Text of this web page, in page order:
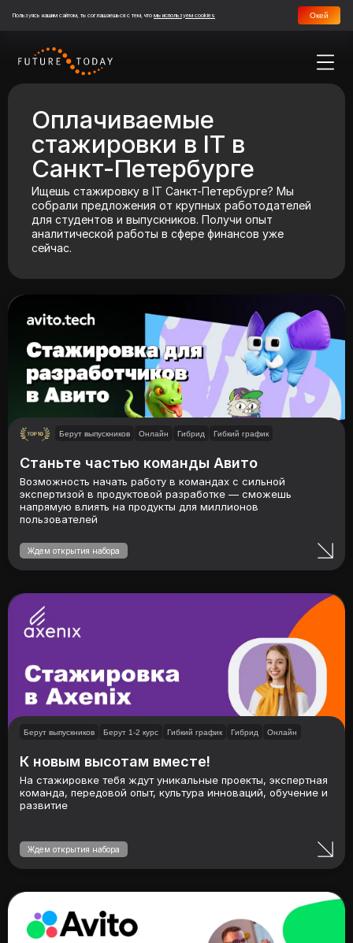
Пользуясь нашим сайтом, ты соглашаешься с тем, что мы используем cookies Окей
Оплачиваемые
стажировки в IT в
Санкт-Петербурге
Ищешь стажировку в IT Санкт-Петербурге? Мы
собрали предложения от крупных работодателей
для студентов и выпускников. Получи опыт
аналитической работы в сфере финансов уже
сейчас.
Берут выпускников Онлайн Гибрид Гибкий график
Станьте частью команды Авито
Возможность начать работу в командах с сильной
экспертизой в продуктовой разработке — сможешь
напрямую влиять на продукты для миллионов
пользователей
Ждем открытия набора
Берут выпускников Берут 1-2 курс Гибкий график Гибрид Онлайн
К новым высотам вместе!
На стажировке тебя ждут уникальные проекты, экспертная
команда, передовой опыт, культура инноваций, обучение и
развитие
Ждем открытия набора